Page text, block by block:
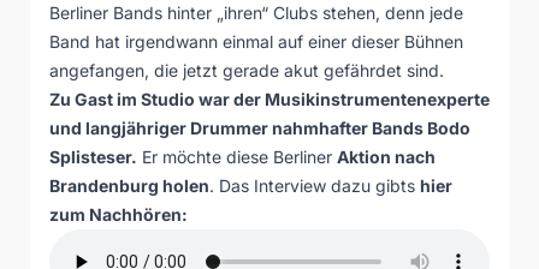
Berliner Bands hinter „ihren“ Clubs stehen, denn jede
Band hat irgendwann einmal auf einer dieser Bühnen
angefangen, die jetzt gerade akut gefährdet sind.
Zu Gast im Studio war der Musikinstrumentenexperte
und langjähriger Drummer nahmhafter Bands Bodo
Splisteser. Er möchte diese Berliner Aktion nach
Brandenburg holen. Das Interview dazu gibts hier
zum Nachhören: